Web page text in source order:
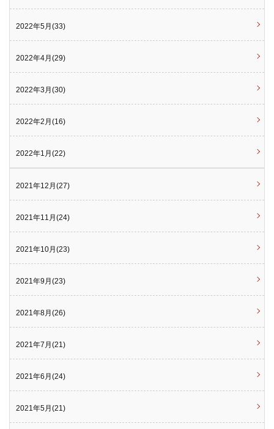
2022年5月(33)
2022年4月(29)
2022年3月(30)
2022年2月(16)
2022年1月(22)
2021年12月(27)
2021年11月(24)
2021年10月(23)
2021年9月(23)
2021年8月(26)
2021年7月(21)
2021年6月(24)
2021年5月(21)